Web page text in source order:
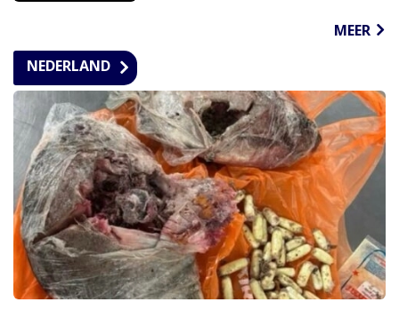
MEER
NEDERLAND